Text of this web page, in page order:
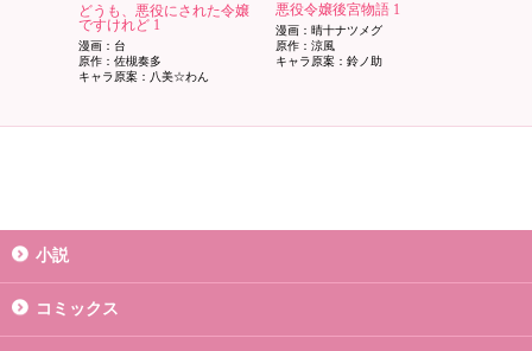
どうも、悪役にされた令嬢
ですけれど 1
漫画：台
原作：佐槻奏多
キャラ原案：八美☆わん
悪役令嬢後宮物語 1
漫画：晴十ナツメグ
原作：涼風
キャラ原案：鈴ノ助
小説
コミックス